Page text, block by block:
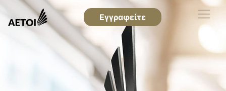
Εγγραφείτε